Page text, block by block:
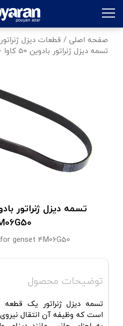
صفحه اصلی / قطعات دیزل ژنراتور
تسمه دیزل ژنراتور بادوین 50 کاوا - 4M06G50
genset 4M06G50
توضیحات محصول
تسمه دیزل ژنراتور یک قطعه
است که وظیفه آن انتقال